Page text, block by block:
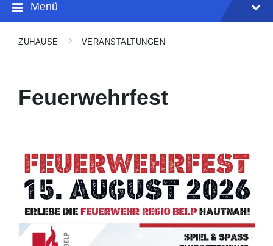
Menü
ZUHAUSE VERANSTALTUNGEN
Feuerwehrfest